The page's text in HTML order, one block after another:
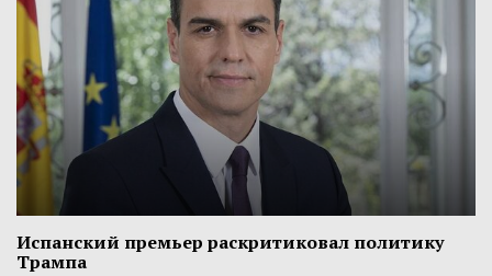
Испанский премьер раскритиковал политику
Трампа